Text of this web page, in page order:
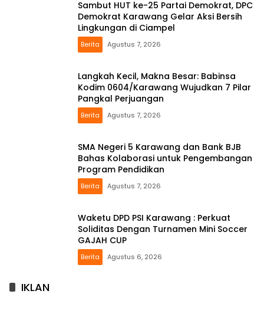
Sambut HUT ke-25 Partai Demokrat, DPC
Demokrat Karawang Gelar Aksi Bersih
Lingkungan di Ciampel
Berita Agustus 7, 2026
Langkah Kecil, Makna Besar: Babinsa
Kodim 0604/Karawang Wujudkan 7 Pilar
Pangkal Perjuangan
Berita Agustus 7, 2026
SMA Negeri 5 Karawang dan Bank BJB
Bahas Kolaborasi untuk Pengembangan
Program Pendidikan
Berita Agustus 7, 2026
Waketu DPD PSI Karawang : Perkuat
Soliditas Dengan Turnamen Mini Soccer
GAJAH CUP
Berita Agustus 6, 2026
IKLAN